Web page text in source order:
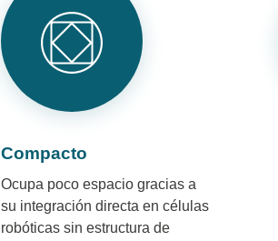
Compacto
Ocupa poco espacio gracias a
su integración directa en células
robóticas sin estructura de